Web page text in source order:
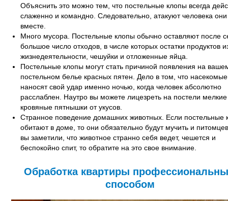
Объяснить это можно тем, что постельные клопы всегда
слаженно и командно. Следовательно, атакуют человека
вместе.
Много мусора. Постельные клопы обычно оставляют после
большое число отходов, в числе которых остатки продуктов
жизнедеятельности, чешуйки и отложенные яйца.
Постельные клопы могут стать причиной появления на
постельном белье красных пятен. Дело в том, что насекомые
наносят свой удар именно ночью, когда человек абсолютно
расслаблен. Наутро вы можете лицезреть на постели мелкие
кровяные пятнышки от укусов.
Странное поведение домашних животных. Если постельные
обитают в доме, то они обязательно будут мучить и
вы заметили, что животное странно себя ведет, чешется и
беспокойно спит, то обратите на это свое внимание.
Обработка квартиры
способом